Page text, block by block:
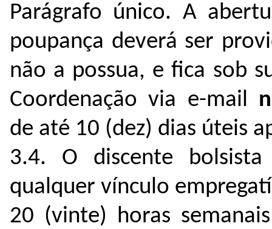
Parágrafo único. A
poupança deverá ser
não a possua, e fica sob
Coordenação via e-mail
de até 10 (dez) dias úteis
3.4. O discente bolsista
qualquer vínculo
20 (vinte) horas